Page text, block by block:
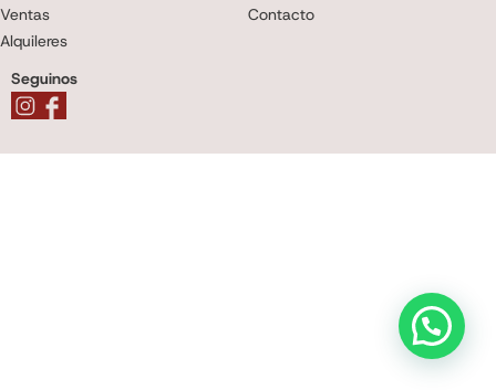
Ventas
Alquileres
Contacto
Seguinos